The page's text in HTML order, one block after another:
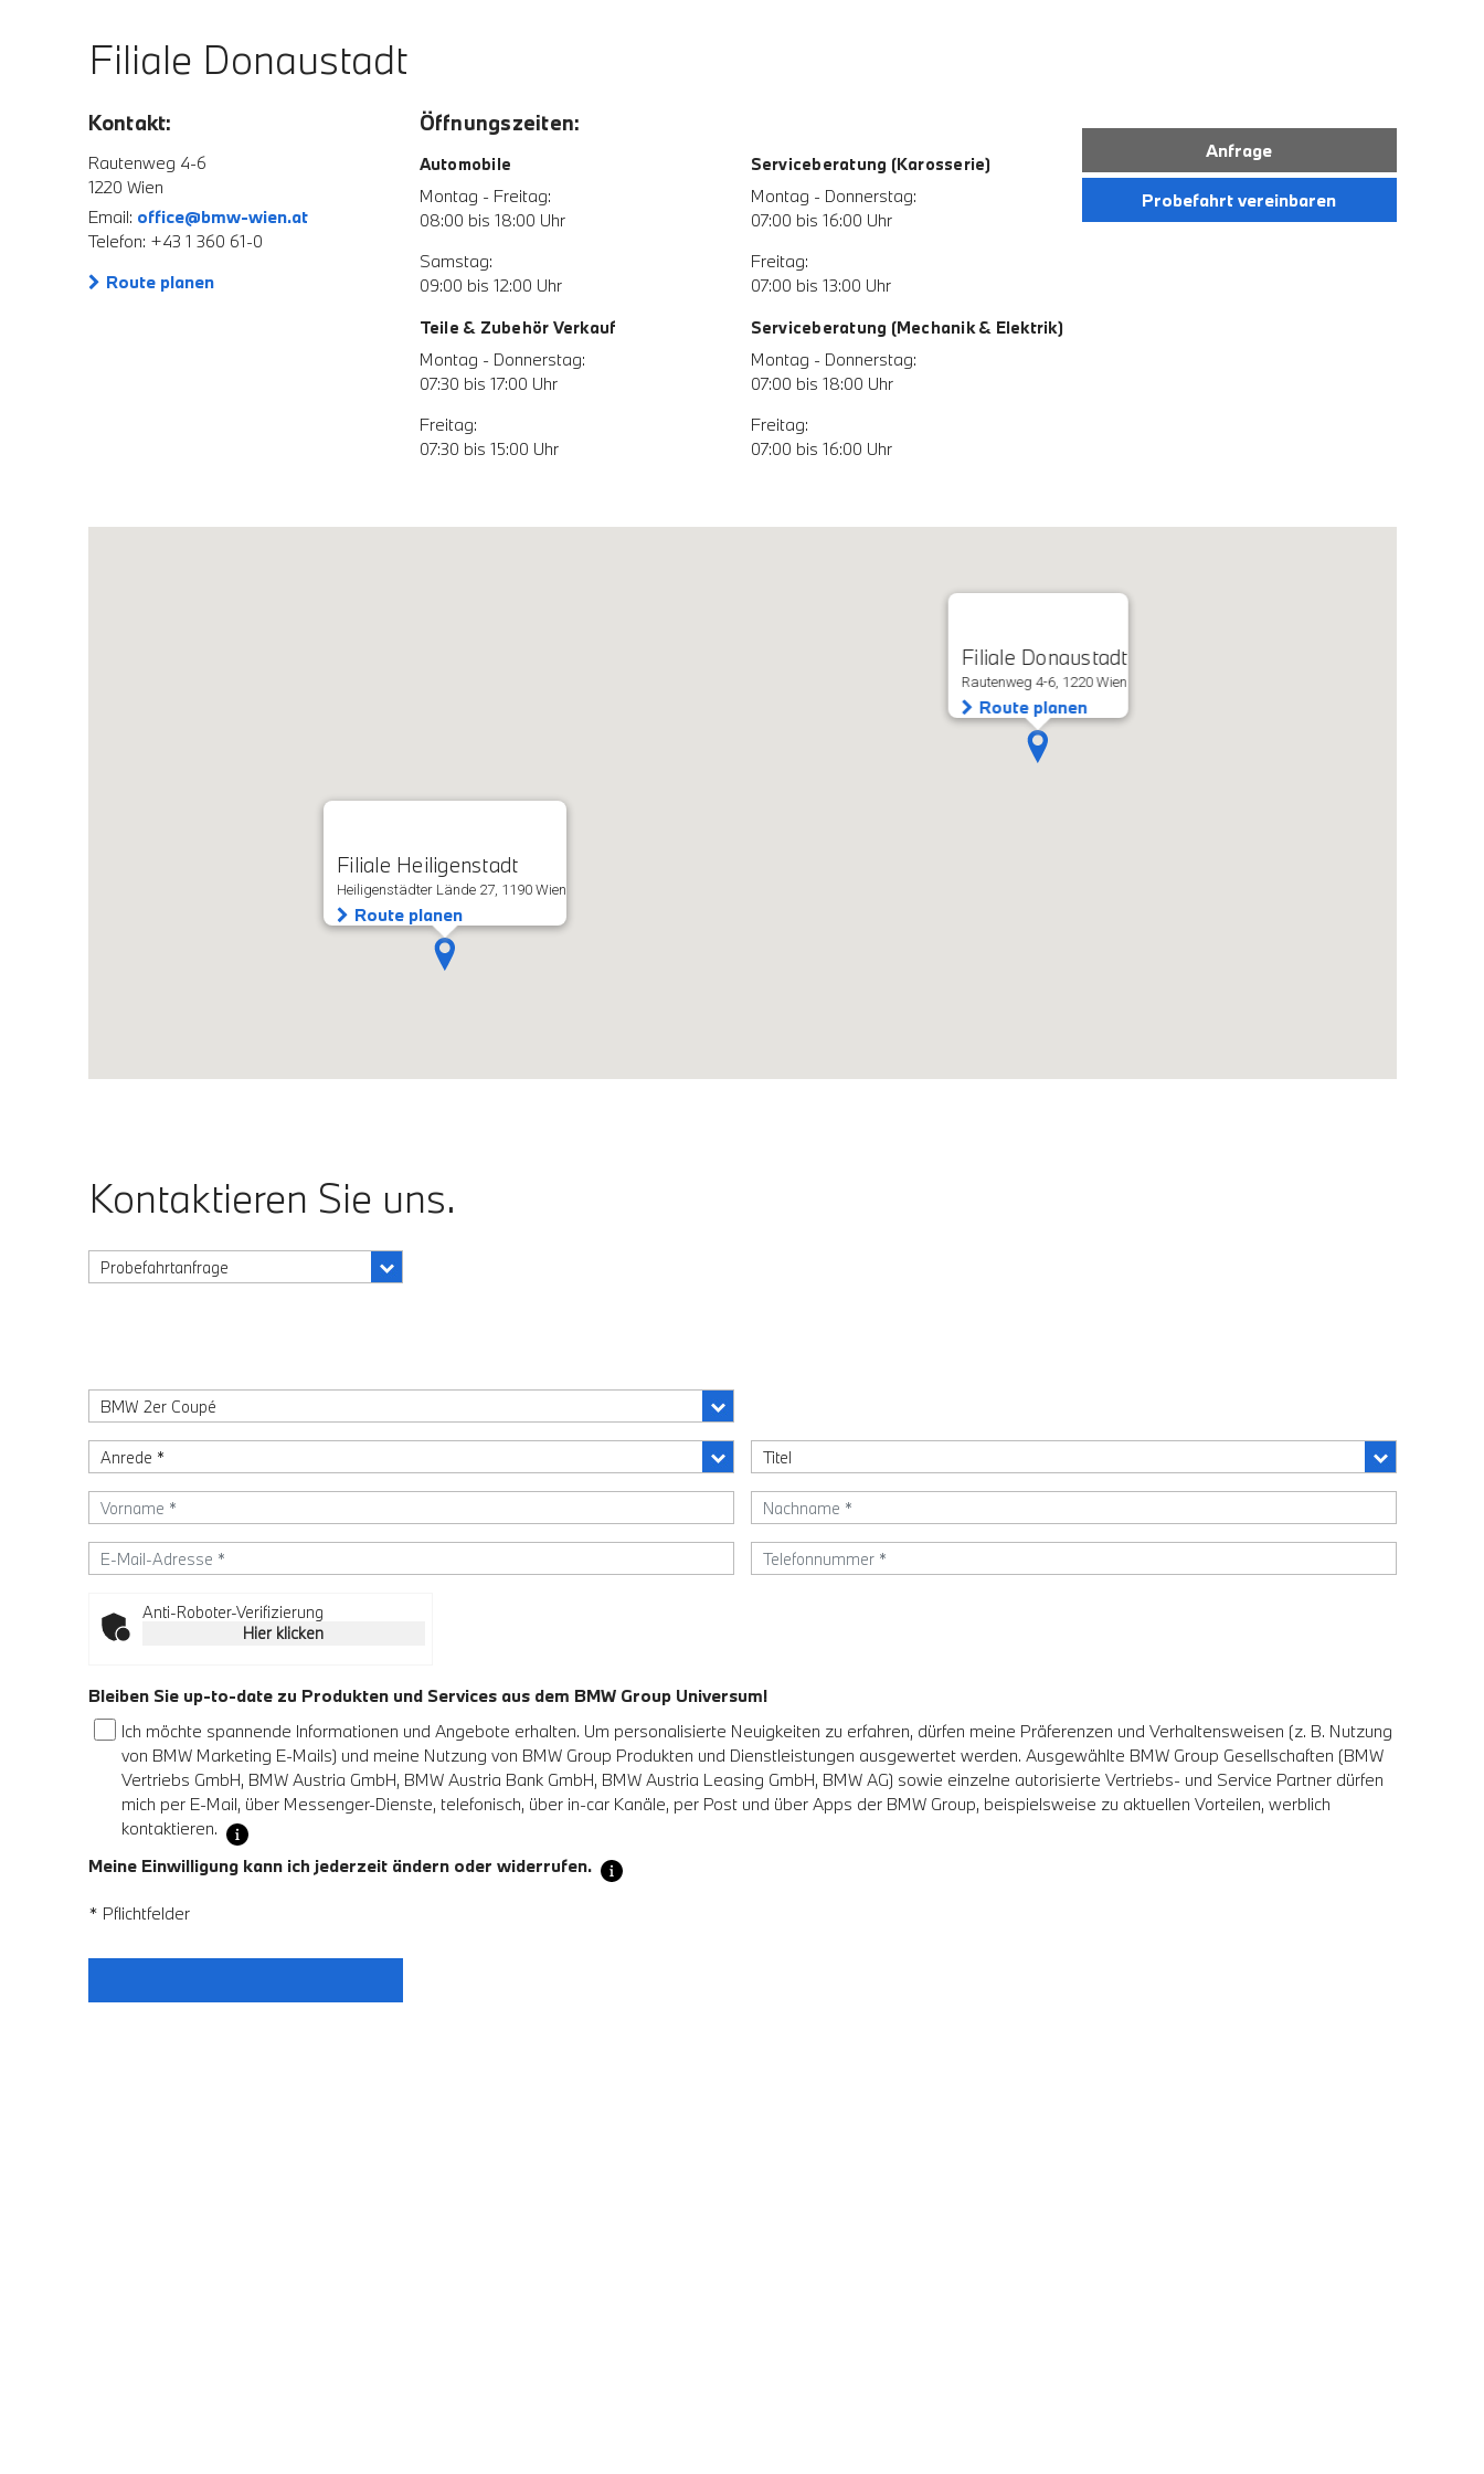
Filiale Donaustadt
Kontakt:
Rautenweg 4-6
1220 Wien
Email: office@bmw-wien.at
Telefon: +43 1 360 61-0
Route planen
Anfrage
Probefahrt vereinbaren
Öffnungszeiten:
Automobile
Montag - Freitag:
08:00 bis 18:00 Uhr
Samstag:
09:00 bis 12:00 Uhr
Teile & Zubehör Verkauf
Montag - Donnerstag:
07:30 bis 17:00 Uhr
Freitag:
07:30 bis 15:00 Uhr
Serviceberatung (Karosserie)
Montag - Donnerstag:
07:00 bis 16:00 Uhr
Freitag:
07:00 bis 13:00 Uhr
Serviceberatung (Mechanik & Elektrik)
Montag - Donnerstag:
07:00 bis 18:00 Uhr
Freitag:
07:00 bis 16:00 Uhr
Filiale Donaustadt
Rautenweg 4-6, 1220 Wien
Route planen
Filiale Heiligenstadt
Heiligenstädter Lände 27, 1190 Wien
Route planen
Kontaktieren Sie uns.
Anti-Roboter-Verifizierung
Hier klicken
Bleiben Sie up-to-date zu Produkten und Services aus dem BMW Group Universum!
Ich möchte spannende Informationen und Angebote erhalten. Um personalisierte Neuigkeiten zu erfahren, dürfen meine Präferenzen und Verhaltensweisen (z. B. Nutzung
von BMW Marketing E-Mails) und meine Nutzung von BMW Group Produkten und Dienstleistungen ausgewertet werden. Ausgewählte BMW Group Gesellschaften (BMW
Vertriebs GmbH, BMW Austria GmbH, BMW Austria Bank GmbH, BMW Austria Leasing GmbH, BMW AG) sowie einzelne autorisierte Vertriebs- und Service Partner dürfen
mich per E-Mail, über Messenger-Dienste, telefonisch, über in-car Kanäle, per Post und über Apps der BMW Group, beispielsweise zu aktuellen Vorteilen, werblich
kontaktieren.
Meine Einwilligung kann ich jederzeit ändern oder widerrufen.
* Pflichtfelder